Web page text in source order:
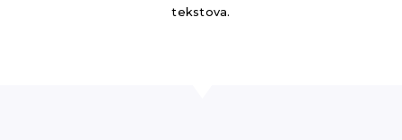
tekstova.